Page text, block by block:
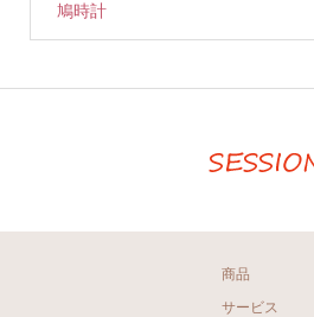
鳩時計
商品
サービス